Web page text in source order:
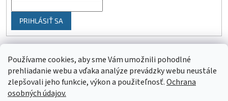
Používame cookies, aby sme Vám umožnili pohodlné
prehliadanie webu a vďaka analýze prevádzky webu neustále
zlepšovali jeho funkcie, výkon a použiteľnosť.Ochrana
osobných údajov.
PRIHLÁSIŤ SA